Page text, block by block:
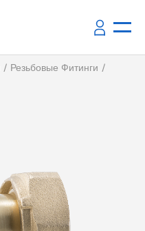
Резьбовые Фитинги